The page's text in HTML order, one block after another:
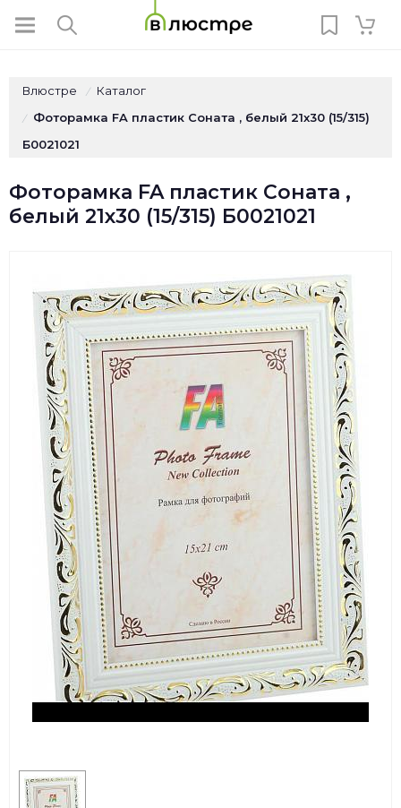
Влюстре / Каталог
/
Фоторамка FA пластик Соната , белый 21х30 (15/315)
Б0021021
Фоторамка FA пластик Соната ,
белый 21х30 (15/315) Б0021021